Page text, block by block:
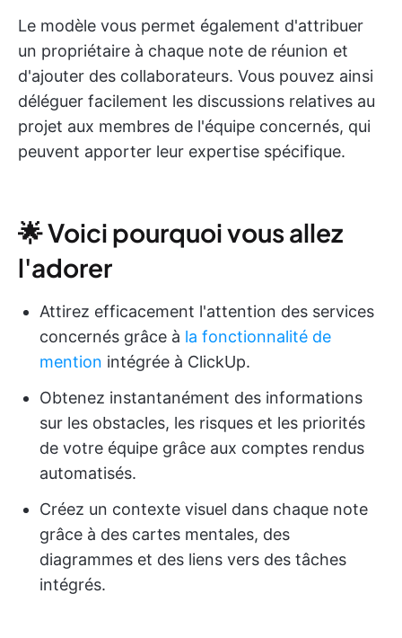
Le modèle vous permet également d'attribuer
un propriétaire à chaque note de réunion et
d'ajouter des collaborateurs. Vous pouvez ainsi
déléguer facilement les discussions relatives au
projet aux membres de l'équipe concernés, qui
peuvent apporter leur expertise spécifique.
🌟 Voici pourquoi vous allez
l'adorer
Attirez efficacement l'attention des services
concernés grâce à la fonctionnalité de
mention intégrée à ClickUp.
Obtenez instantanément des informations
sur les obstacles, les risques et les priorités
de votre équipe grâce aux comptes rendus
automatisés.
Créez un contexte visuel dans chaque note
grâce à des cartes mentales, des
diagrammes et des liens vers des tâches
intégrés.